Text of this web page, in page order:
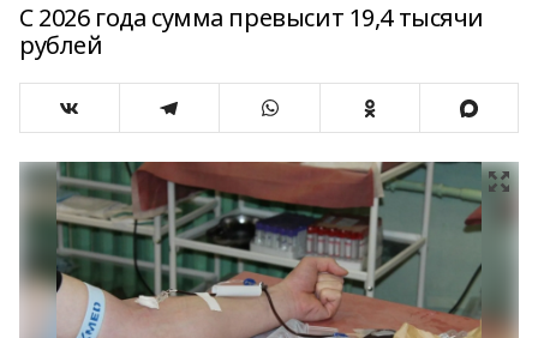
С 2026 года сумма превысит 19,4 тысячи
рублей